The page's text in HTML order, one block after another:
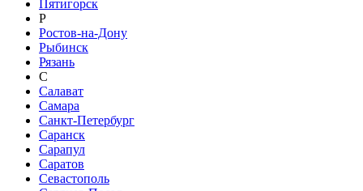
Пятигорск
Р
Ростов-на-Дону
Рыбинск
Рязань
С
Салават
Самара
Санкт-Петербург
Саранск
Сарапул
Саратов
Севастополь